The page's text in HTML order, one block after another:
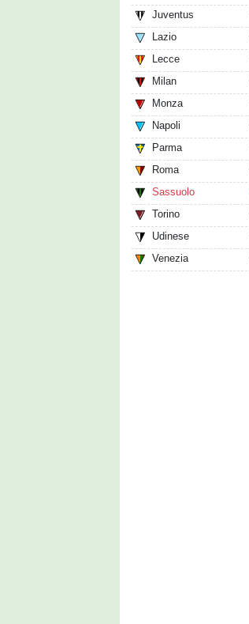
Juventus
Lazio
Lecce
Milan
Monza
Napoli
Parma
Roma
Sassuolo
Torino
Udinese
Venezia